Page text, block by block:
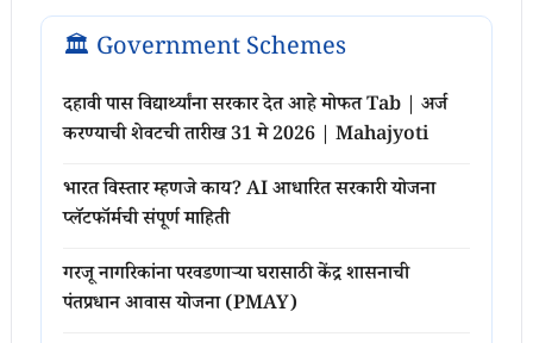
🏛️ Government Schemes
दहावी पास विद्यार्थ्यांना सरकार देत आहे मोफत Tab | अर्ज
करण्याची शेवटची तारीख 31 मे 2026 | Mahajyoti
भारत विस्तार म्हणजे काय? AI आधारित सरकारी योजना
प्लॅटफॉर्मची संपूर्ण माहिती
गरजू नागरिकांना परवडणाऱ्या घरासाठी केंद्र शासनाची
पंतप्रधान आवास योजना (PMAY)